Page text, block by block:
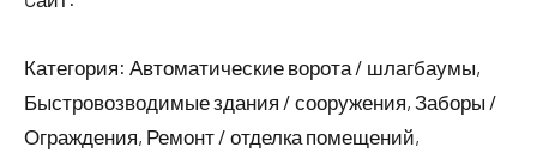
Категория: Автоматические ворота / шлагбаумы,
Быстровозводимые здания / сооружения, Заборы /
Ограждения, Ремонт / отделка помещений,